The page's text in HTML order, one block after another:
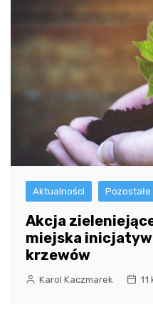
Aktualności Pozostałe
Akcja
miejska
krzewów
Karol Kaczmarek